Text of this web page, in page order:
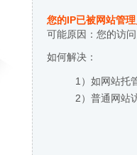
您的IP已被网站管
可能原因：您的访
如何解决：
1）如网站托
2）普通网站